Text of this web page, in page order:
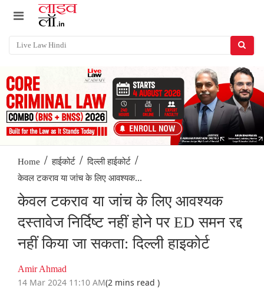
Home / हाईकोर्ट / दिल्ली हाईकोर्ट /
केवल टकराव या जांच के लिए आवश्यक...
केवल टकराव या जांच के लिए आवश्यक
दस्तावेज निर्दिष्ट नहीं होने पर ED समन रद्द
नहीं किया जा सकता: दिल्ली हाइकोर्ट
Amir Ahmad
14 Mar 2024 11:10 AM(2 mins read )